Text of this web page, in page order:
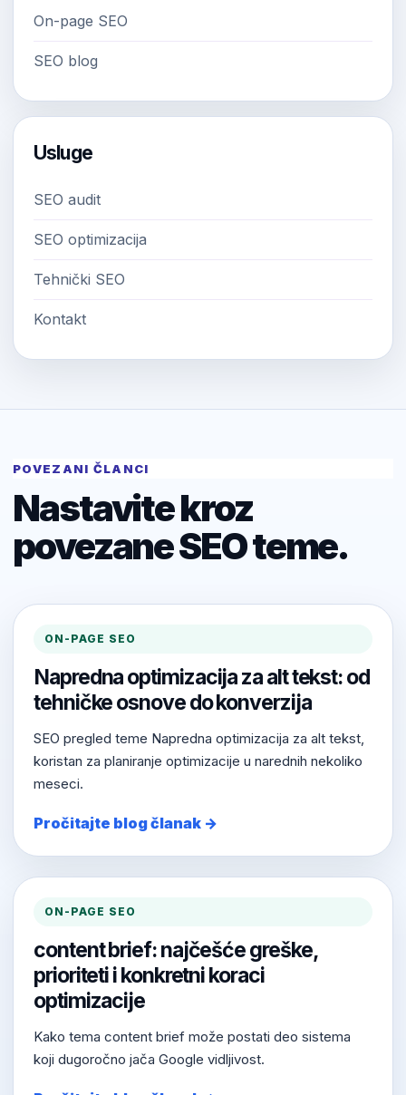
On-page SEO
SEO blog
Usluge
SEO audit
SEO optimizacija
Tehnički SEO
Kontakt
POVEZANI ČLANCI
Nastavite kroz
povezane SEO teme.
ON-PAGE SEO
Napredna optimizacija za alt tekst: od
tehničke osnove do konverzija
SEO pregled teme Napredna optimizacija za alt tekst,
koristan za planiranje optimizacije u narednih nekoliko
meseci.
Pročitajte blog članak →
ON-PAGE SEO
content brief: najčešće greške,
prioriteti i konkretni koraci
optimizacije
Kako tema content brief može postati deo sistema
koji dugoročno jača Google vidljivost.